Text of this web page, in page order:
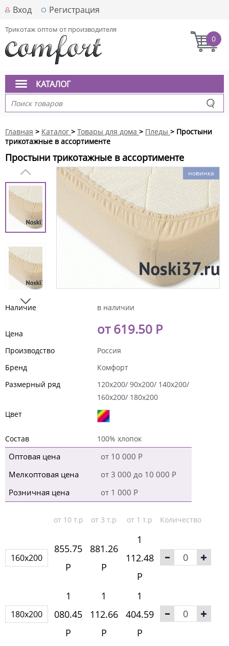
Вход Регистрация
Трикотаж оптом от производителя
0
КАТАЛОГ
Главная > Каталог > Товары для дома > Пледы > Простыни
трикотажные в ассортименте
Простыни трикотажные в ассортименте
новинка
Наличие в наличии
Цена от 619.50 Р
Производство
Россия
Бренд
Комфорт
Размерный ряд
120x200/ 90x200/ 140x200/
160x200/ 180х200
Цвет
Состав 100% хлопок
Оптовая цена
от 10 000 Р
Мелкоптовая цена
от 3 000 до 10 000 Р
Розничная цена
от 1 000 Р
от 10 т.р от 3 т.р от 1 т.р Количество
160x200
855.75
Р
881.26
Р
1
112.48
Р
180x200
1
080.45
Р
1
112.66
Р
1
404.59
Р